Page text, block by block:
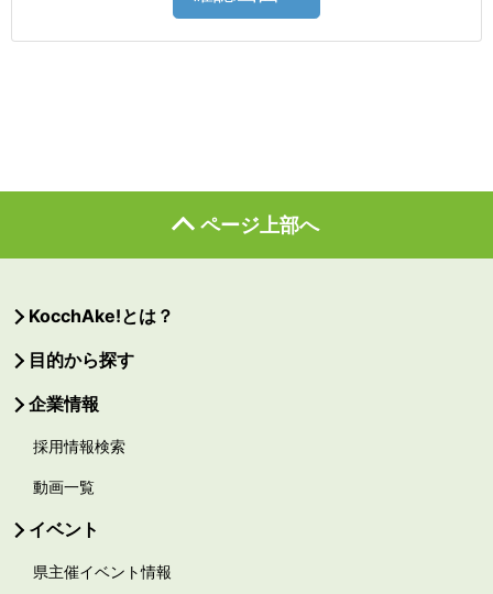
ページ上部へ
KocchAke!とは？
目的から探す
企業情報
採用情報検索
動画一覧
イベント
県主催イベント情報